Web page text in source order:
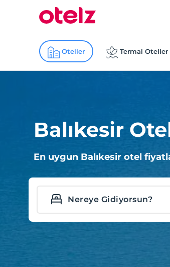
Oteller Termal Oteller
Balıkesir
En uygun Balıkesir otel